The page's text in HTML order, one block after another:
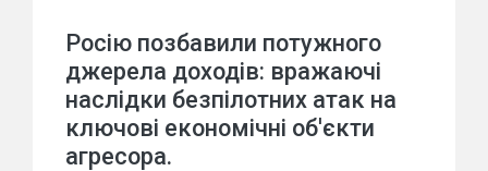
Росію позбавили потужного
джерела доходів: вражаючі
наслідки безпілотних атак на
ключові економічні об'єкти
агресора.